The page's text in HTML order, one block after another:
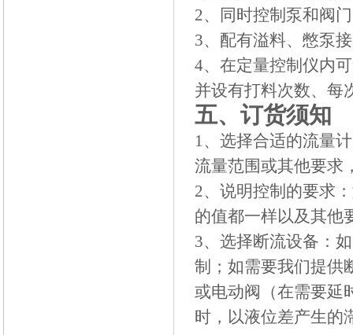
2、同时控制泵和阀
3、配有溢料、憋泵
4、在定量控制仪内
并设有打料次数、每
五、订货须知
1、选择合适的流量
流量范围或其他要求
2、说明控制的要求
的值都一样以及其他
3、选择断流设备：
制；如需要我们提供
或电动阀（在需要延
时，以液位差产生的